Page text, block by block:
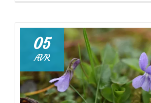
:
Veronique
de
Perse
05
AVR